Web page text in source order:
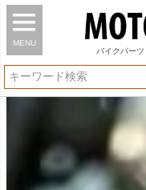
MENU
バイク パーツ